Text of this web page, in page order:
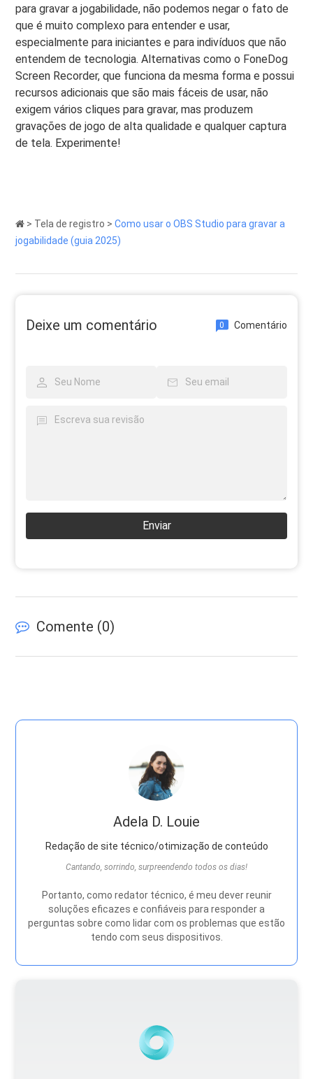
para gravar a jogabilidade, não podemos negar o fato de
que é muito complexo para entender e usar,
especialmente para iniciantes e para indivíduos que não
entendem de tecnologia. Alternativas como o FoneDog
Screen Recorder, que funciona da mesma forma e possui
recursos adicionais que são mais fáceis de usar, não
exigem vários cliques para gravar, mas produzem
gravações de jogo de alta qualidade e qualquer captura
de tela. Experimente!
> Tela de registro >Como usar o OBS Studio para gravar a
jogabilidade (guia 2025)
Deixe um comentário 0 Comentário
Enviar
Comente (0)
Adela D. Louie
Redação de site técnico/otimização de conteúdo
Cantando, sorrindo, surpreendendo todos os dias!
Portanto, como redator técnico, é meu dever reunir
soluções eficazes e confiáveis ​​para responder a
perguntas sobre como lidar com os problemas que estão
tendo com seus dispositivos.